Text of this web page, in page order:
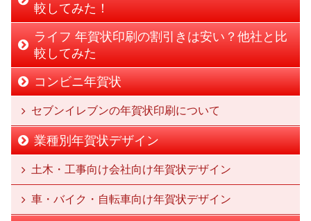
較してみた！
ライフ 年賀状印刷の割引きは安い？他社と比
較してみた
コンビニ年賀状
セブンイレブンの年賀状印刷について
業種別年賀状デザイン
土木・工事向け会社向け年賀状デザイン
車・バイク・自転車向け年賀状デザイン